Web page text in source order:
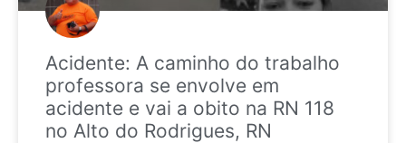
Acidente: A caminho do trabalho
professora se envolve em
acidente e vai a obito na RN 118
no Alto do Rodrigues, RN